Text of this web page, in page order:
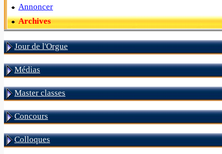
Annoncer
Archives
Jour de l'Orgue
Médias
Master classes
Concours
Colloques